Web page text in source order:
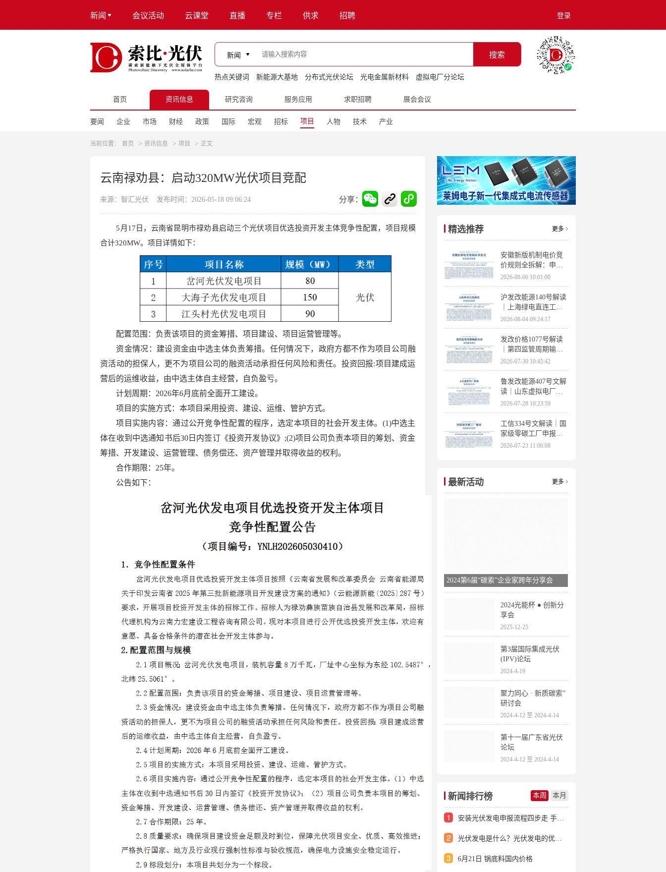
新闻 会议活动 云课堂 直播 专栏 供求 招聘 登录
新闻 搜索
热点关键词 新能源大基地 分布式光伏论坛 光电金属新材料 虚拟电厂分论坛
首页 资讯信息 研究咨询 服务应用 求职招聘 展会会议
要闻 企业 市场 财经 政策 国际 宏观 招标 项目 人物 技术 产业
当前位置： 首页 > 资讯信息 > 项目 > 正文
云南禄劝县：启动320MW光伏项目竞配
来源：智汇光伏 发布时间：2026-05-18 09:06:24 分享：
5月17日，云南省昆明市禄劝县启动三个光伏项目优选投资开发主体竞争性配置，项目规模
合计320MW。项目详情如下：
配置范围：负责该项目的资金筹措、项目建设、项目运营管理等。
资金情况：建设资金由中选主体负责筹措。任何情况下，政府方都不作为项目公司融
资活动的担保人，更不为项目公司的融资活动承担任何风险和责任。投资回报:项目建成运
营后的运维收益，由中选主体自主经营，自负盈亏。
计划周期：2026年6月底前全面开工建设。
项目的实施方式：本项目采用投资、建设、运维、管护方式。
项目实施内容：通过公开竞争性配置的程序，选定本项目的社会开发主体。(1)中选主
体在收到中选通知书后30日内签订《投资开发协议》;(2)项目公司负责本项目的筹划、资金
筹措、开发建设、运营管理、债务偿还、资产管理并取得收益的权利。
合作期限：25年。
公告如下：
精选推荐 更多
安徽新版机制电价竞
价规则全拆解：申报
条件、保函罚则、出
清机制、聚合商门槛
2026-08-06 10:01:00
沪发改能源140号解读
｜上海绿电直连工作
方案 申报条件、源荷
指标、场景优先级全
梳理
2026-08-04 09:24:17
发改价格1077号解读
｜第四监管周期输配
电价落地 电量电价下
调容量电价上调
2026-07-30 10:45:42
鲁发改能源407号文解
读｜山东虚拟电厂管
理办法全文 分布式光
伏打包入市规则详解
2026-07-28 10:23:59
工信334号文解读｜国
家级零碳工厂申报条
件、三大硬性指标、
2026-07-23 11:06:08
最新活动 更多
2024第6届“碳索”企业家跨年分享会
2024光能杯 ● 创新分
享会
2025-12-25
第3届国际集成光伏
(IPV)论坛
2024-4-19
聚力同心 · 新质碳索”
研讨会
2024-4-12 至 2024-4-14
第十一届广东省光伏
论坛
2024-4-12 至 2024-4-14
新闻排行榜 本周 本月
1 安装光伏发电申报流程四步走 手把手教你装起光伏电站
2 光伏发电是什么？光伏发电的优缺点有哪些？
3 6月21日 锅底料国内价格